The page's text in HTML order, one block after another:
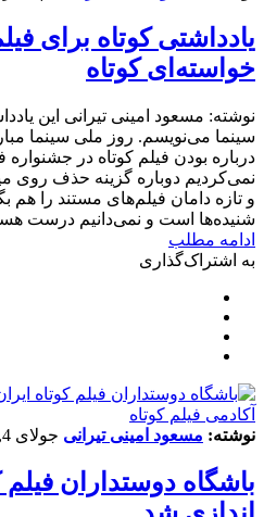
یادداشتی کوتاه برای
خواسته‌ای کوتاه
نوشته: مسعود امینی تیرانی این
سینما می‌نویسم. روز ملی سینما
درباره‌ بودن فیلم کوتاه در
نمی‌کردیم دوباره گزینه‌ حذف روی
و تازه دامان فیلم‌های مستند را هم
شنیده‌ها است و نمی‌دانیم درست
ادامه مطلب
به اشتراک‌گذاری
آکادمی فیلم کوتاه
نوشته: مسعود امینی تیرانی جولای 4, 2017
باشگاه دوستداران فیلم